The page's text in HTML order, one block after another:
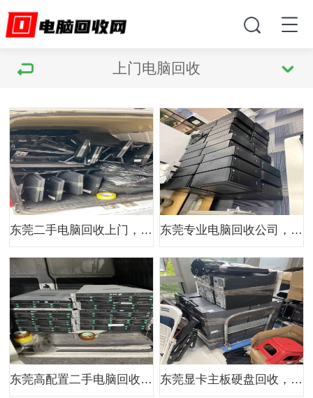
上门电脑回收
东莞二手电脑回收上门，这家公司速度多快？ 东莞专业电脑回收公司，有哪些厉害之处？
东莞高配置二手电脑回收，这家公司优势何在？ 东莞显卡主板硬盘回收，这家公司靠啥？